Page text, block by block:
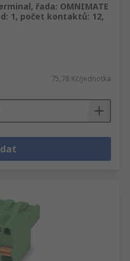
řada: OMNIMATE
1, počet kontaktů: 12,
75,78 Kč/jednotka